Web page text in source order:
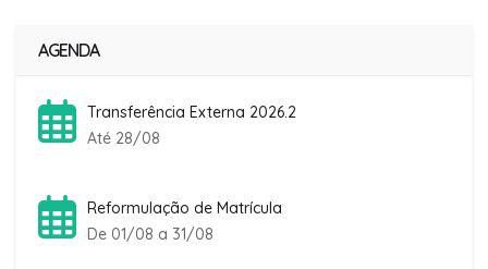
AGENDA
Transferência Externa 2026.2
Até 28/08
Reformulação de Matrícula
De 01/08 a 31/08